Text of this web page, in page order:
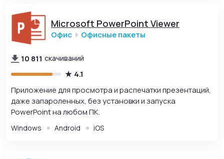
Microsoft PowerPoint Viewer
Офис Офисные пакеты
10 811 скачиваний
4.1
Приложение для просмотра и распечатки презентаций,
даже запароленных, без установки и запуска
PowerPoint на любом ПК.
Windows Android iOS